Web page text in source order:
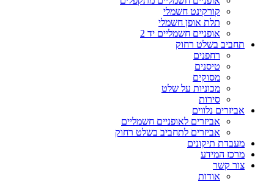
קורקינט חשמלי
תלת אופן חשמלי
אופניים חשמליים יד 2
תחביב בשלט רחוק
רחפנים
טיסנים
מסוקים
מכוניות על שלט
סירות
אביזרים נלווים
אביזרים לאופניים חשמליים
אביזרים לתחביב בשלט רחוק
מעבדת תיקונים
מרכז המידע
צור קשר
אודות